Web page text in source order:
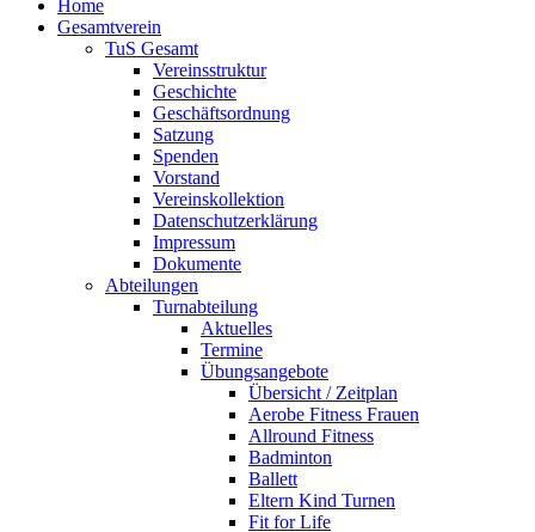
Home
Gesamtverein
TuS Gesamt
Vereinsstruktur
Geschichte
Geschäftsordnung
Satzung
Spenden
Vorstand
Vereinskollektion
Datenschutzerklärung
Impressum
Dokumente
Abteilungen
Turnabteilung
Aktuelles
Termine
Übungsangebote
Übersicht / Zeitplan
Aerobe Fitness Frauen
Allround Fitness
Badminton
Ballett
Eltern Kind Turnen
Fit for Life